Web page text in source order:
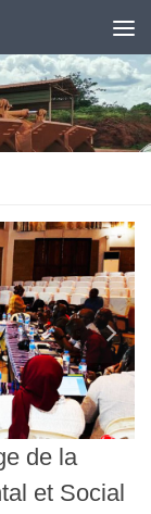
de la
et Social